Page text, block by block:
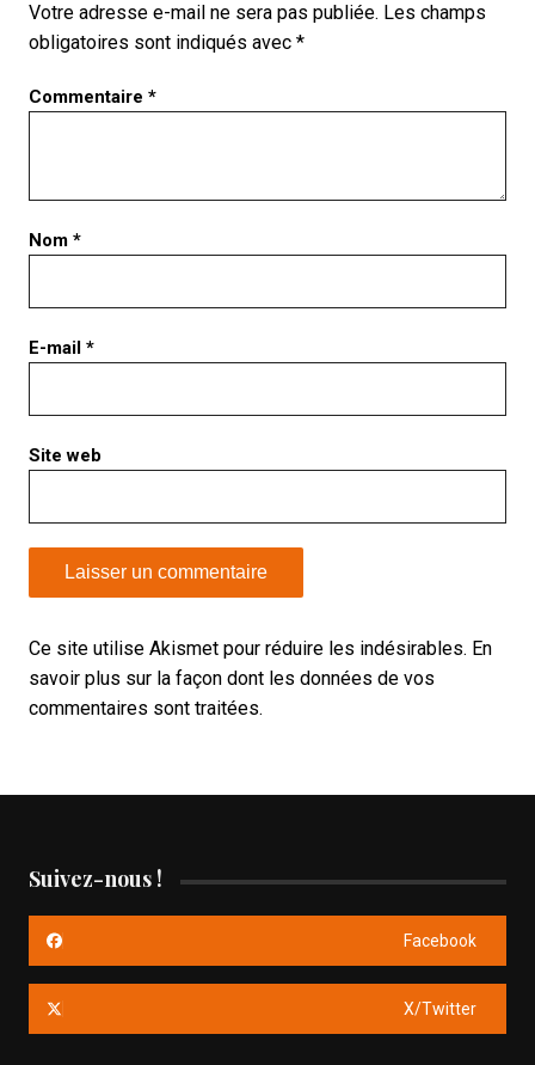
Votre adresse e-mail ne sera pas publiée. Les champs
obligatoires sont indiqués avec *
Commentaire *
Nom *
E-mail *
Site web
Ce site utilise Akismet pour réduire les indésirables. En
savoir plus sur la façon dont les données de vos
commentaires sont traitées.
Suivez-nous !
Facebook
X/Twitter